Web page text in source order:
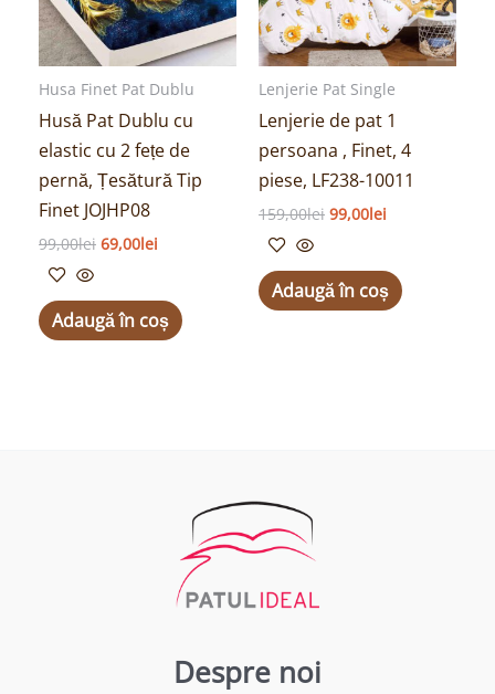
Husa Finet Pat Dublu
Husă Pat Dublu cu
elastic cu 2 fețe de
pernă, Țesătură Tip
Finet JOJHP08
99,00lei 69,00lei
Adaugă în coș
Lenjerie Pat Single
Lenjerie de pat 1
persoana , Finet, 4
piese, LF238-10011
159,00lei 99,00lei
Adaugă în coș
Despre noi